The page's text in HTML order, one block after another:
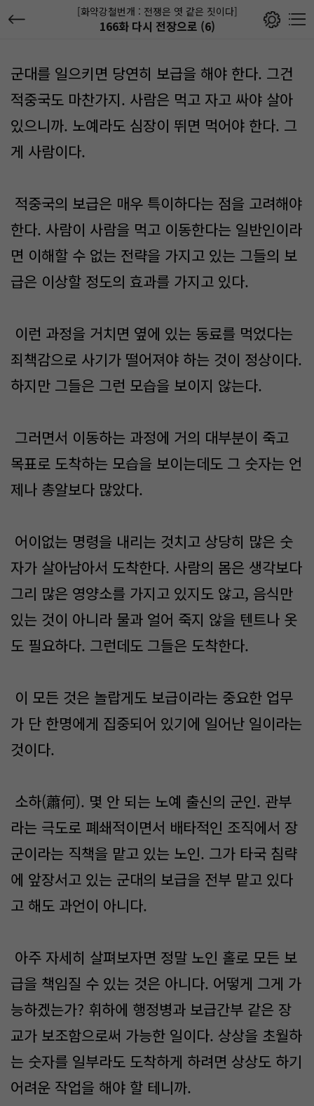
[화약강철번개 : 전쟁은 엿 같은 짓이다]
166화 다시 전장으로 (6)
군대를 일으키면 당연히 보급을 해야 한다. 그건
적중국도 마찬가지. 사람은 먹고 자고 싸야 살아
있으니까. 노예라도 심장이 뛰면 먹어야 한다. 그
게 사람이다.
적중국의 보급은 매우 특이하다는 점을 고려해야
한다. 사람이 사람을 먹고 이동한다는 일반인이라
면 이해할 수 없는 전략을 가지고 있는 그들의 보
급은 이상할 정도의 효과를 가지고 있다.
이런 과정을 거치면 옆에 있는 동료를 먹었다는
죄책감으로 사기가 떨어져야 하는 것이 정상이다.
하지만 그들은 그런 모습을 보이지 않는다.
그러면서 이동하는 과정에 거의 대부분이 죽고
목표로 도착하는 모습을 보이는데도 그 숫자는 언
제나 총알보다 많았다.
어이없는 명령을 내리는 것치고 상당히 많은 숫
자가 살아남아서 도착한다. 사람의 몸은 생각보다
그리 많은 영양소를 가지고 있지도 않고, 음식만
있는 것이 아니라 물과 얼어 죽지 않을 텐트나 옷
도 필요하다. 그런데도 그들은 도착한다.
이 모든 것은 놀랍게도 보급이라는 중요한 업무
가 단 한명에게 집중되어 있기에 일어난 일이라는
것이다.
소하(蕭何). 몇 안 되는 노예 출신의 군인. 관부
라는 극도로 폐쇄적이면서 배타적인 조직에서 장
군이라는 직책을 맡고 있는 노인. 그가 타국 침략
에 앞장서고 있는 군대의 보급을 전부 맡고 있다
고 해도 과언이 아니다.
아주 자세히 살펴보자면 정말 노인 홀로 모든 보
급을 책임질 수 있는 것은 아니다. 어떻게 그게 가
능하겠는가? 휘하에 행정병과 보급간부 같은 장
교가 보조함으로써 가능한 일이다. 상상을 초월하
는 숫자를 일부라도 도착하게 하려면 상상도 하기
어려운 작업을 해야 할 테니까.